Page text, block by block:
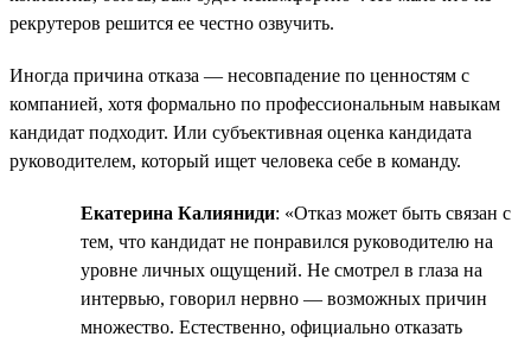
рекрутеров решится ее честно озвучить.
Иногда причина отказа — несовпадение по ценностям с
компанией, хотя формально по профессиональным навыкам
кандидат подходит. Или субъективная оценка кандидата
руководителем, который ищет человека себе в команду.
Екатерина Калияниди: «Отказ может быть связан с
тем, что кандидат не понравился руководителю на
уровне личных ощущений. Не смотрел в глаза на
интервью, говорил нервно — возможных причин
множество. Естественно, официально отказать